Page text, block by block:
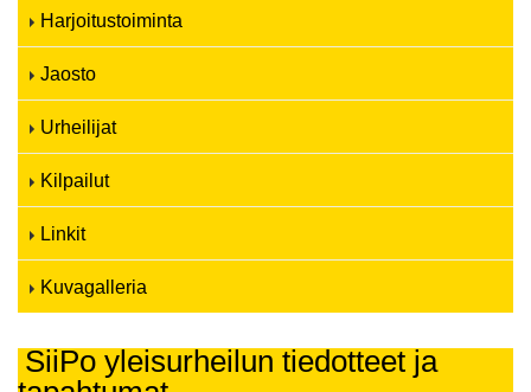
Harjoitustoiminta
Jaosto
Urheilijat
Kilpailut
Linkit
Kuvagalleria
SiiPo yleisurheilun tiedotteet ja